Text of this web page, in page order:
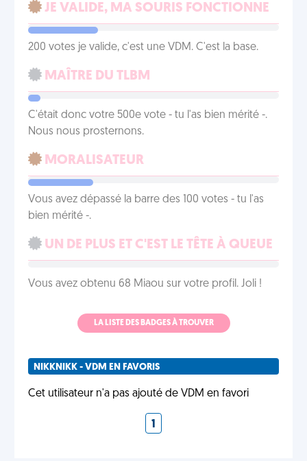
JE VALIDE, MA SOURIS FONCTIONNE
200 votes je valide, c'est une VDM. C'est la base.
MAÎTRE DU TLBM
C'était donc votre 500e vote - tu l'as bien mérité -.
Nous nous prosternons.
MORALISATEUR
Vous avez dépassé la barre des 100 votes - tu l'as
bien mérité -.
UN DE PLUS ET C'EST LE TÊTE À QUEUE
Vous avez obtenu 68 Miaou sur votre profil. Joli !
LA LISTE DES BADGES À TROUVER
NIKKNIKK - VDM EN FAVORIS
Cet utilisateur n'a pas ajouté de VDM en favori
1